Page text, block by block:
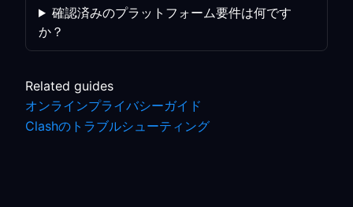
確認済みのプラットフォーム要件は何です
か？
Related guides
オンラインプライバシーガイド
Clashのトラブルシューティング